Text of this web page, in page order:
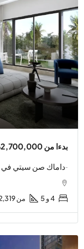
بدءا من2,700,000درهم إماراتي
-داماك صن سيتي في
4 و 5 من 2,319 إلى 3,324